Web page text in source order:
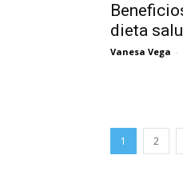
dieta
Vanesa Vega -
1 2